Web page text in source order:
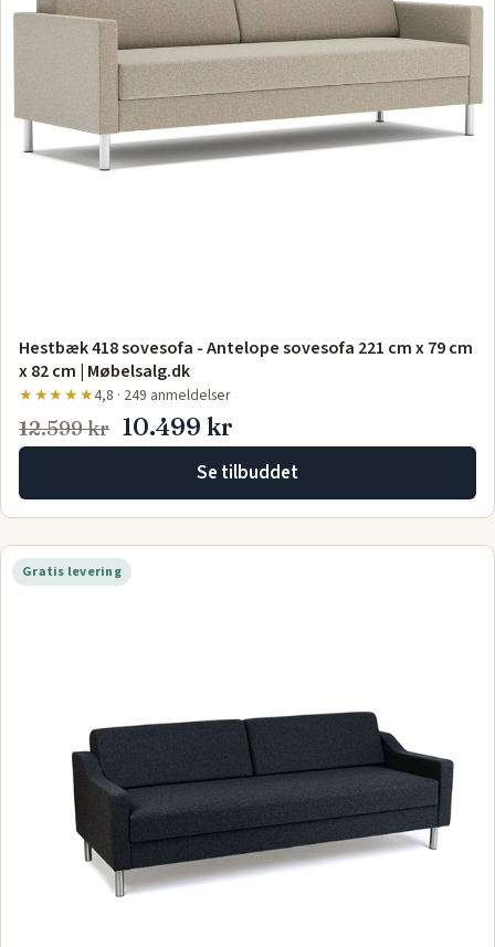
Hestbæk 418 sovesofa - Antelope sovesofa 221 cm x 79 cm
x 82 cm | Møbelsalg.dk
★★★★★4,8 · 249 anmeldelser
12.599 kr 10.499 kr
Se tilbuddet
Gratis levering